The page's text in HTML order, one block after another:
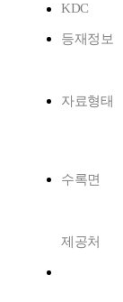
KDC
등재정보
자료형태
수록면
제공처